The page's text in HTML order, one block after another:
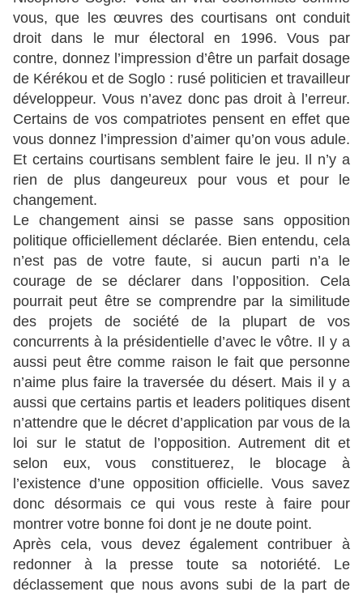
vous, que les œuvres des courtisans ont conduit
droit dans le mur électoral en 1996. Vous par
contre, donnez l’impression d’être un parfait dosage
de Kérékou et de Soglo : rusé politicien et travailleur
développeur. Vous n’avez donc pas droit à l’erreur.
Certains de vos compatriotes pensent en effet que
vous donnez l’impression d’aimer qu’on vous adule.
Et certains courtisans semblent faire le jeu. Il n’y a
rien de plus dangeureux pour vous et pour le
changement.
Le changement ainsi se passe sans opposition
politique officiellement déclarée. Bien entendu, cela
n’est pas de votre faute, si aucun parti n’a le
courage de se déclarer dans l’opposition. Cela
pourrait peut être se comprendre par la similitude
des projets de société de la plupart de vos
concurrents à la présidentielle d’avec le vôtre. Il y a
aussi peut être comme raison le fait que personne
n’aime plus faire la traversée du désert. Mais il y a
aussi que certains partis et leaders politiques disent
n’attendre que le décret d’application par vous de la
loi sur le statut de l’opposition. Autrement dit et
selon eux, vous constituerez, le blocage à
l’existence d’une opposition officielle. Vous savez
donc désormais ce qui vous reste à faire pour
montrer votre bonne foi dont je ne doute point.
Après cela, vous devez également contribuer à
redonner à la presse toute sa notoriété. Le
déclassement que nous avons subi de la part de